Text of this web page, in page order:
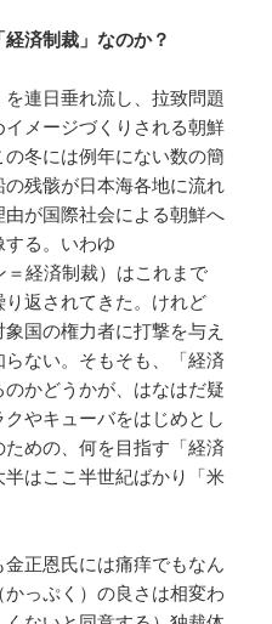
済制裁」なのか？
を連日垂れ流し、拉致問題
メージづくりされる朝鮮
冬には例年にない数の簡
残骸が日本海各地に流れ
が国際社会による朝鮮へ
る。いわゆ
経済制裁）はこれまで
返されてきた。けれど
国の権力者に打撃を与え
ない。そもそも、「経済
かどうかが、はなはだ疑
やキューバをはじめとし
めの、何を目指す「経済
はここ半世紀ばかり「米
正恩氏には痛痒でもなん
っぷく）の良さは相変わ